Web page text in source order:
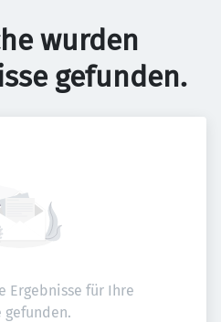
wurden
gefunden.
Ergebnisse für Ihre
gefunden.